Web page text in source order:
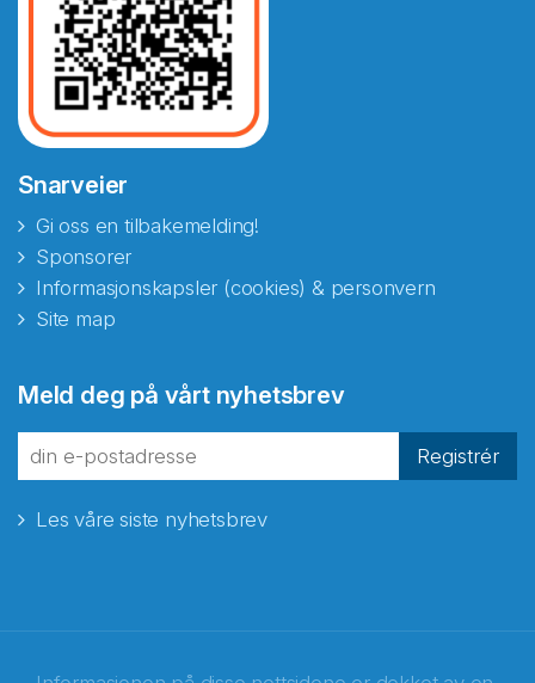
Snarveier
Gi oss en tilbakemelding!
Sponsorer
Informasjonskapsler (cookies) & personvern
Site map
Meld deg på vårt nyhetsbrev
Registrér
Les våre siste nyhetsbrev